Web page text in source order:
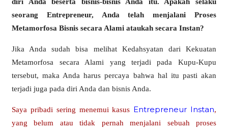
seorang Entrepreneur, Anda telah menjalani Proses
Metamorfosa Bisnis secara Alami ataukah secara Instan?
Jika Anda sudah bisa melihat Kedahsyatan dari Kekuatan
Metamorfosa secara Alami yang terjadi pada Kupu-Kupu
tersebut, maka Anda harus percaya bahwa hal itu pasti akan
terjadi juga pada diri Anda dan bisnis Anda.
Saya pribadi sering menemui kasus Entrepreneur Instan,
yang belum atau tidak pernah menjalani sebuah proses